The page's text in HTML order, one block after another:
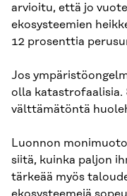
arvioitu, että jo
ekosysteemien
12 prosenttia
Jos
olla katastrofaalisia.
välttämätöntä
Luonnon
siitä, kuinka paljon
tärkeää myös